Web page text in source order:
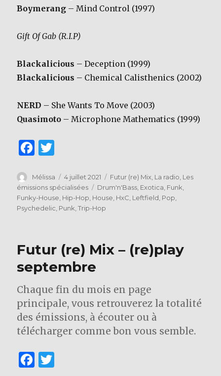
Boymerang – Mind Control (1997)
Gift Of Gab (R.I.P)
Blackalicious – Deception (1999)
Blackalicious – Chemical Calisthenics (2002)
NERD – She Wants To Move (2003)
Quasimoto – Microphone Mathematics (1999)
F
c
e
b
o
k
it
te
r
Auteur
Mélissa
Publié
le
4 juillet 2021 Catégories
Futur (re) Mix La radio Les
émissions spécialisées
Étiquettes
Drum'n'Bass Exotica Funk
Funky-House Hip-Hop House HxC Leftfield Pop
Psychedelic Punk ,Trip-Hop
Futur (re) Mix – (re)play
septembre
Chaque fin du mois en page
principale, vous retrouverez la totalité
des émissions, à écouter ou à
télécharger comme bon vous semble.
F